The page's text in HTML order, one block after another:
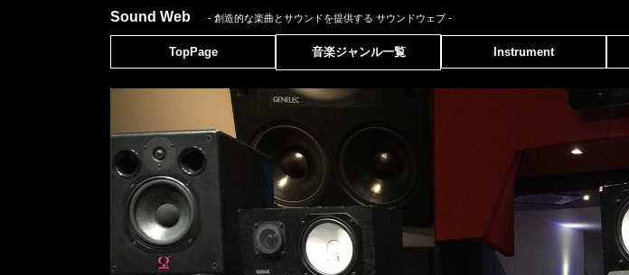
Sound Web - 創造的な楽曲とサウンドを提供する サウンドウェブ -
TopPage 音楽ジャンル一覧 Instrument